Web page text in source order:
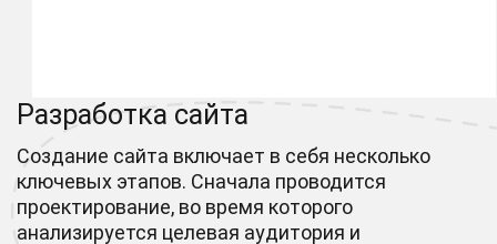
Разработка сайта
Создание сайта включает в себя несколько
ключевых этапов. Сначала проводится
проектирование, во время которого
анализируется целевая аудитория и